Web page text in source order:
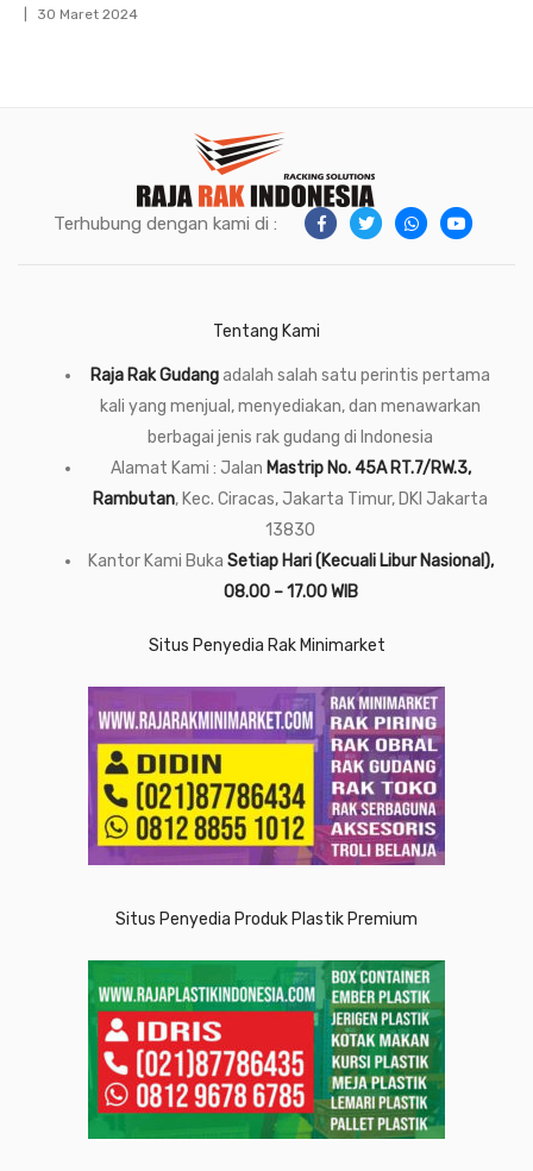
30 Maret 2024
Terhubung dengan kami di :
Tentang Kami
Raja Rak Gudangadalah salah satu perintis pertama
kali yang menjual, menyediakan, dan menawarkan
berbagai jenis rak gudang di Indonesia
Alamat Kami : Jalan Mastrip No. 45A RT.7/RW.3,
Rambutan, Kec. Ciracas, Jakarta Timur, DKI Jakarta
13830
Kantor Kami Buka Setiap Hari (Kecuali Libur Nasional),
08.00 – 17.00 WIB
Situs Penyedia Rak Minimarket
Situs Penyedia Produk Plastik Premium